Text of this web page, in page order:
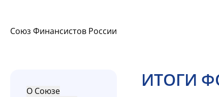
Союз Финансистов России
О Союзе
ИТОГИ